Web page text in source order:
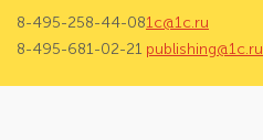
8-495-258-44-08
8-495-681-02-21
1c@1c.ru
publishing@1c.ru